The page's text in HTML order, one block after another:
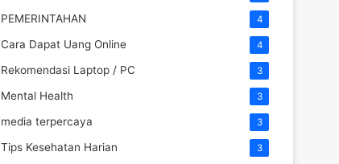
PEMERINTAHAN 4
Cara Dapat Uang Online 4
Rekomendasi Laptop / PC 3
Mental Health 3
media terpercaya 3
Tips Kesehatan Harian 3